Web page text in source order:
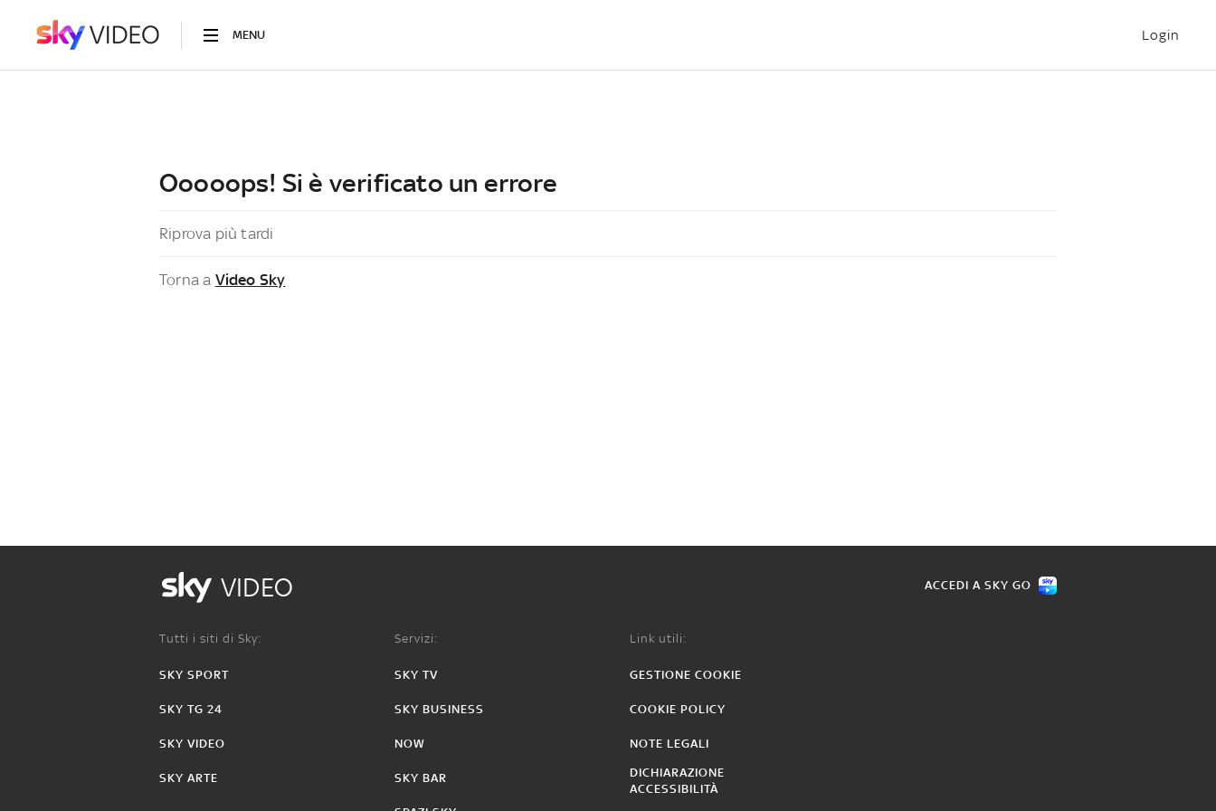
MENU Login
Ooooops! Si è verificato un errore
Riprova più tardi
Torna a Video Sky
VIDEO ACCEDI A SKY GO
Tutti i siti di Sky:
SKY SPORT
SKY TG 24
SKY VIDEO
SKY ARTE
Servizi:
SKY TV
SKY BUSINESS
NOW
SKY BAR
Link utili:
GESTIONE COOKIE
COOKIE POLICY
NOTE LEGALI
DICHIARAZIONE
ACCESSIBILITÀ